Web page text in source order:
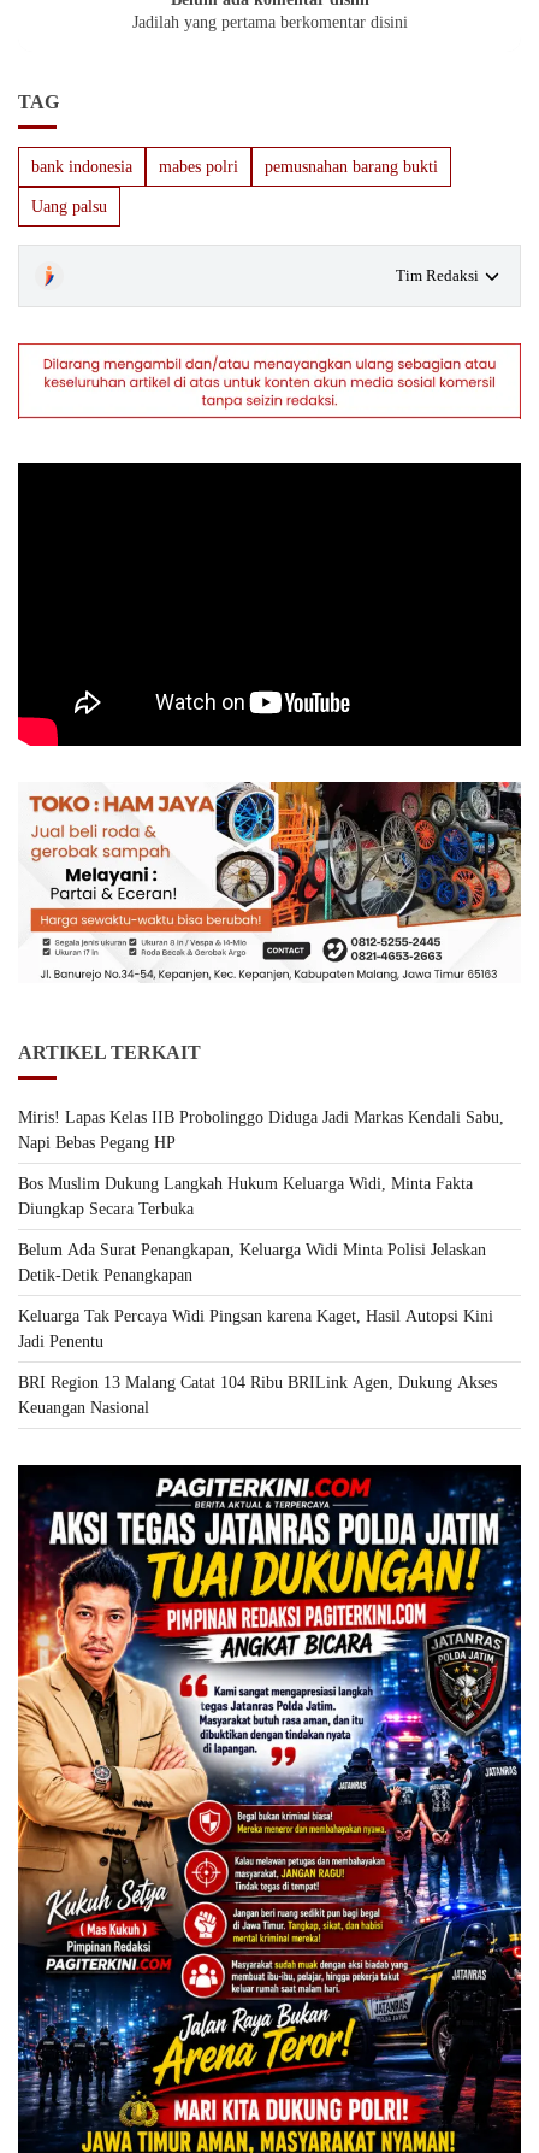
Jadilah yang pertama berkomentar disini
TAG
bank indonesia mabes polri pemusnahan barang bukti
Uang palsu
Tim Redaksi
ARTIKEL TERKAIT
Miris! Lapas Kelas IIB Probolinggo Diduga Jadi Markas Kendali Sabu,
Napi Bebas Pegang HP
Bos Muslim Dukung Langkah Hukum Keluarga Widi, Minta Fakta
Diungkap Secara Terbuka
Belum Ada Surat Penangkapan, Keluarga Widi Minta Polisi Jelaskan
Detik-Detik Penangkapan
Keluarga Tak Percaya Widi Pingsan karena Kaget, Hasil Autopsi Kini
Jadi Penentu
BRI Region 13 Malang Catat 104 Ribu BRILink Agen, Dukung Akses
Keuangan Nasional